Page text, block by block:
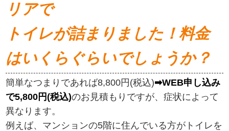
リアで
トイレが詰まりました！料金
はいくらぐらいでしょうか？
簡単なつまりであれば8,800円(税込)➡WEB申し込み
で5,800円(税込)のお見積もりですが、症状によって
異なります。
例えば、マンションの5階に住んでいる方がトイレを